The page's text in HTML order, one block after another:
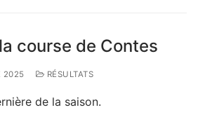
course de Contes
2025 RÉSULTATS
de la saison.